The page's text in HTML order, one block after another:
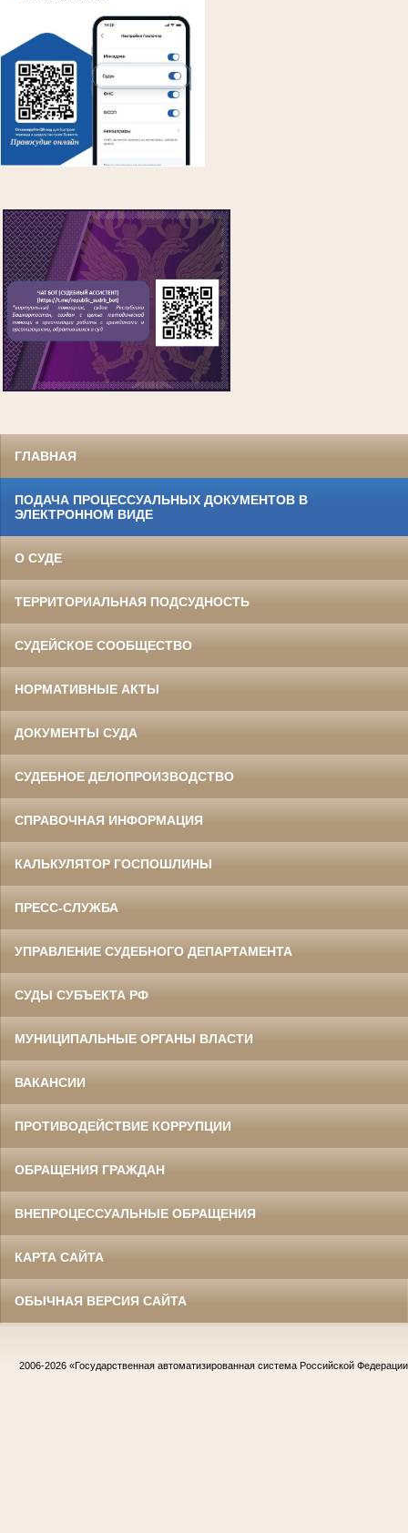
ГЛАВНАЯ
ПОДАЧА ПРОЦЕССУАЛЬНЫХ ДОКУМЕНТОВ В
ЭЛЕКТРОННОМ ВИДЕ
О СУДЕ
ТЕРРИТОРИАЛЬНАЯ ПОДСУДНОСТЬ
СУДЕЙСКОЕ СООБЩЕСТВО
НОРМАТИВНЫЕ АКТЫ
ДОКУМЕНТЫ СУДА
СУДЕБНОЕ ДЕЛОПРОИЗВОДСТВО
СПРАВОЧНАЯ ИНФОРМАЦИЯ
КАЛЬКУЛЯТОР ГОСПОШЛИНЫ
ПРЕСС-СЛУЖБА
УПРАВЛЕНИЕ СУДЕБНОГО ДЕПАРТАМЕНТА
СУДЫ СУБЪЕКТА РФ
МУНИЦИПАЛЬНЫЕ ОРГАНЫ ВЛАСТИ
ВАКАНСИИ
ПРОТИВОДЕЙСТВИЕ КОРРУПЦИИ
ОБРАЩЕНИЯ ГРАЖДАН
ВНЕПРОЦЕССУАЛЬНЫЕ ОБРАЩЕНИЯ
КАРТА САЙТА
ОБЫЧНАЯ ВЕРСИЯ САЙТА
2006-2026 «Государственная автоматизированная система Российской